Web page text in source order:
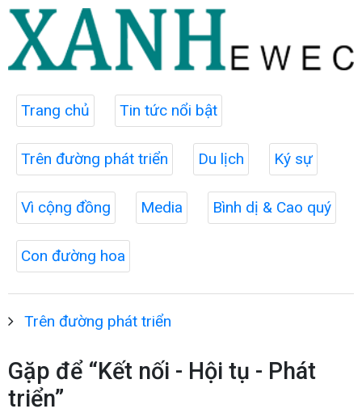
Trang chủ Tin tức nổi bật
Trên đường phát triển Du lịch Ký sự
Vì cộng đồng Media Bình dị & Cao quý
Con đường hoa
Trên đường phát triển
Gặp để “Kết nối - Hội tụ - Phát
triển”